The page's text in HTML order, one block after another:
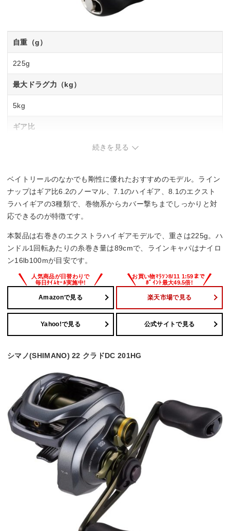
自重（g）
225g
最大ドラグ力（kg）
5kg
ギア比
89cm
糸巻量ナイロン（lb－m）
12lb－130m、14lb－110m、16lb－100m、20lb－80m
糸巻量PE（号－m）
－
続きを見る
ベイトリールのなかでも剛性に優れたおすすめのモデル。ライン
ナップはギア比6.2のノーマル、7.1のハイギア、8.1のエクスト
ラハイギアの3種類で、巻物系からカバー撃ちまでしっかりと対
応できるのが特徴です。
本製品は右巻きのエクストラハイギアモデルで、重さは225g。ハ
ンドル1回転あたりの糸巻き量は89cmで、ラインキャパはナイロ
ン16lb100mが目安です。
Amazonで見る 楽天市場で見る
Yahoo!で見る 公式サイトで見る
シマノ(SHIMANO) 22 クラドDC 201HG